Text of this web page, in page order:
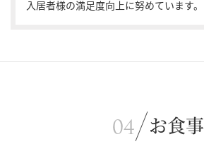
入居者様の満足度向上に努めています。
お食事